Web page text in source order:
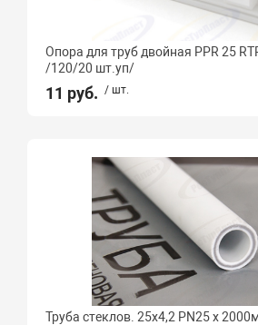
Опора для труб двойная PPR 25
/120/20 шт.уп/
11 руб. / шт.
Труба стеклов. 25х4,2 PN25 х